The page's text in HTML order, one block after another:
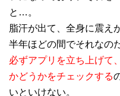
と…。
脂汗が出て、全身に震え
半年ほどの間でそれなの
必ずアプリを立ち上げて
かどうかをチェックする
いといけない。